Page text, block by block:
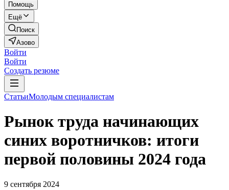
Помощь
Ещё
Поиск
Азово
Войти
Войти
Создать резюме
СтатьиМолодым специалистам
Рынок труда начинающих
синих воротничков: итоги
первой половины 2024 года
9 сентября 2024